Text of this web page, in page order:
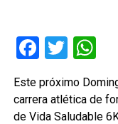
Este próximo
carrera atlética de
de Vida Saludable